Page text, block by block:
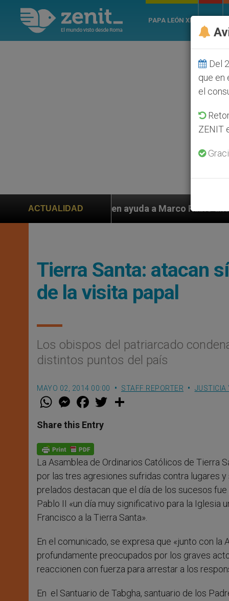
PAPA LEÓN XIV
ACTUALIDAD
ayuda a Marco Rubio ante persecución de
Tierra Santa: atacan
de la visita papal
Los obispos del patriarcado
distintos puntos del paí­s
MAYO 02, 2014 00:00 STAFF REPORTER JUSTICIA
W
t
s
p
p
M
e
s
e
g
e
r
F
a
e
b
o
k
w
Share this Entry
La Asamblea de Ordinarios Católicos de Tierra
por las tres agresiones sufridas contra lugares
prelados destacan que el día de los sucesos
Pablo II «un día muy significativo para la Iglesia
Francisco a la Tierra Santa».
En el comunicado, se expresa que «junto con
profundamente preocupados por los graves
reaccionen con fuerza para arrestar a los
En el Santuario de Tabgha, santuario de los
Del
que en
el
ZENIT